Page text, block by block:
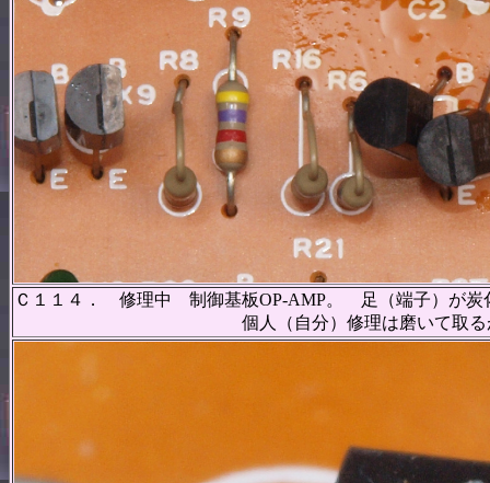
Ｃ１１４． 修理中 制御基板OP-AMP。 足（端子）が炭
個人（自分）修理は磨いて取るが、当方は